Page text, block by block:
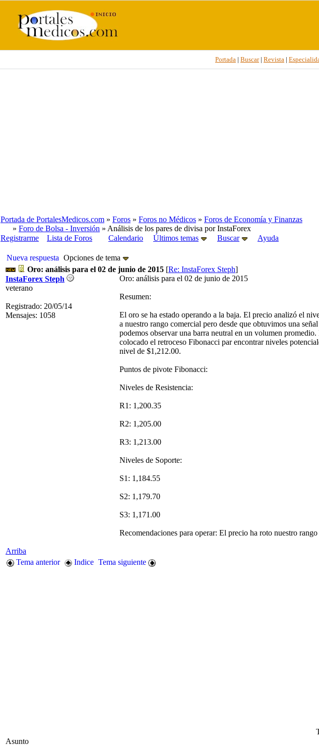
Portada | Buscar| Revista |
Portada de PortalesMedicos.com » Foros » Foros no Médicos » Foros de Economía y Finanzas
» Foro de Bolsa - Inversión » Análisis de los pares de divisa por InstaForex
Registrarme
Lista de Foros Calendario Últimos temas Buscar Ayuda
Nueva respuesta Opciones de tema
Oro: análisis para el 02 de junio de 2015 [Re: InstaForex Steph]
InstaForex Steph
veterano
Registrado: 20/05/14
Mensajes: 1058
Oro: análisis para el 02 de junio de 2015
Resumen:
El oro se ha estado operando a la baja. El precio analizó el
a nuestro rango comercial pero desde que obtuvimos una
podemos observar una barra neutral en un volumen
colocado el retroceso Fibonacci par encontrar niveles
nivel de $1,212.00.
Puntos de pivote Fibonacci:
Niveles de Resistencia:
R1: 1,200.35
R2: 1,205.00
R3: 1,213.00
Niveles de Soporte:
S1: 1,184.55
S2: 1,179.70
S3: 1,171.00
Recomendaciones para operar: El precio ha roto nuestro
Arriba
Tema anterior
Indice Tema siguiente
Asunto